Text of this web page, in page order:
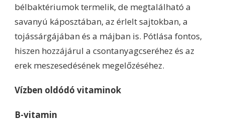
bélbaktériumok termelik, de megtalálható a
savanyú káposztában, az érlelt sajtokban, a
tojássárgájában és a májban is. Pótlása fontos,
hiszen hozzájárul a csontanyagcseréhez és az
erek meszesedésének megelőzéséhez.
Vízben oldódó vitaminok
B-vitamin